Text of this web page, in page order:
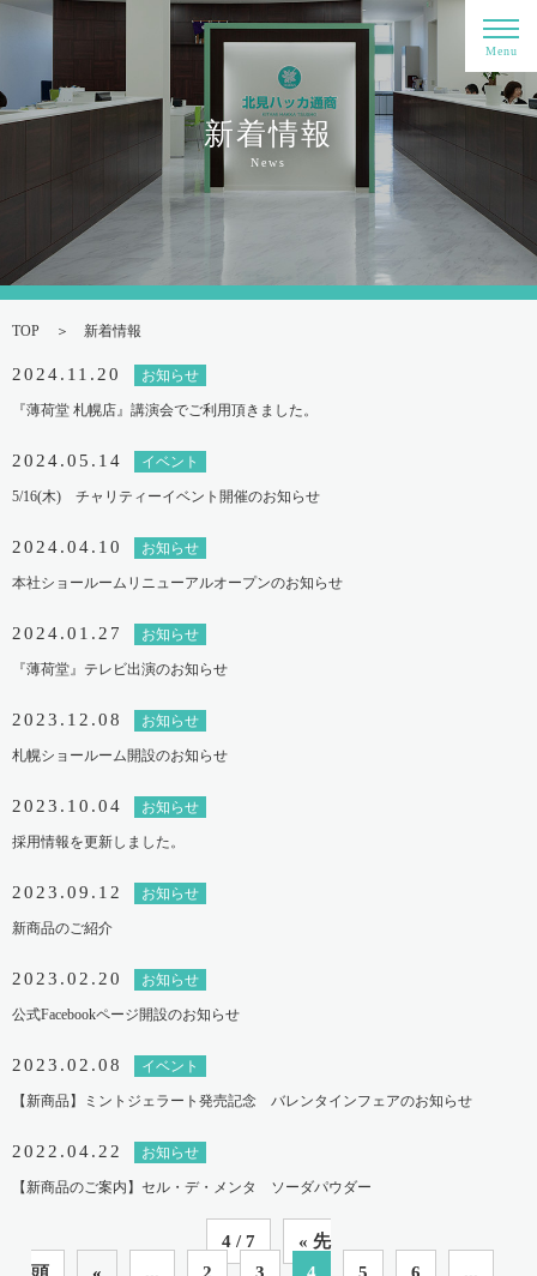
Menu
新着情報
News
TOP 新着情報
2024.11.20 お知らせ
『薄荷堂 札幌店』講演会でご利用頂きました。
2024.05.14 イベント
5/16(木) チャリティーイベント開催のお知らせ
2024.04.10 お知らせ
本社ショールームリニューアルオープンのお知らせ
2024.01.27 お知らせ
『薄荷堂』テレビ出演のお知らせ
2023.12.08 お知らせ
札幌ショールーム開設のお知らせ
2023.10.04 お知らせ
採用情報を更新しました。
2023.09.12 お知らせ
新商品のご紹介
2023.02.20 お知らせ
公式Facebookページ開設のお知らせ
2023.02.08 イベント
【新商品】ミントジェラート発売記念 バレンタインフェアのお知らせ
2022.04.22 お知らせ
【新商品のご案内】セル・デ・メンタ ソーダパウダー
4 / 7
« 先